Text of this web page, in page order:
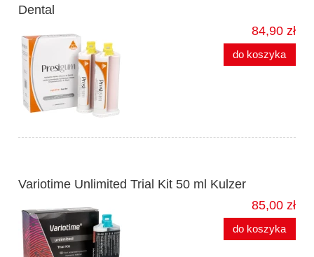
Dental
84,90 zł
do koszyka
Variotime Unlimited Trial Kit 50 ml Kulzer
85,00 zł
do koszyka